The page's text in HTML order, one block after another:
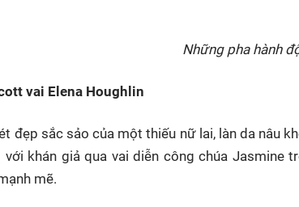
Những pha hành
vai Elena Houghlin
đẹp sắc sảo của một thiếu nữ lai, làn da nâu
với khán giả qua vai diễn công chúa Jasmine
mẽ.